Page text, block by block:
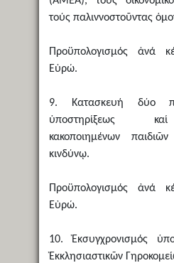
τούς παλιννοστοῦντας
Προϋπολογισμός ἀνά
Εὐρώ.
9. Κατασκευή δύο
ὑποστηρίξεως
κακοποιημένων
κινδύνῳ.
Προϋπολογισμός ἀνά
Εὐρώ.
10. Ἐκσυγχρονισμός
Ἐκκλησιαστικῶν